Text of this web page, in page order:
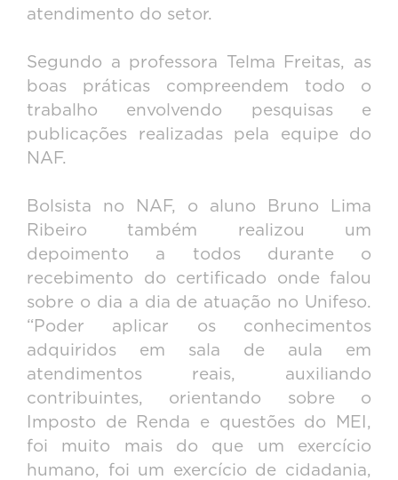
atendimento do setor.
Segundo a professora Telma Freitas, as
boas práticas compreendem todo o
trabalho envolvendo pesquisas e
publicações realizadas pela equipe do
NAF.
Bolsista no NAF, o aluno Bruno Lima
Ribeiro também realizou um
depoimento a todos durante o
recebimento do certificado onde falou
sobre o dia a dia de atuação no Unifeso.
“Poder aplicar os conhecimentos
adquiridos em sala de aula em
atendimentos reais, auxiliando
contribuintes, orientando sobre o
Imposto de Renda e questões do MEI,
foi muito mais do que um exercício
humano, foi um exercício de cidadania,